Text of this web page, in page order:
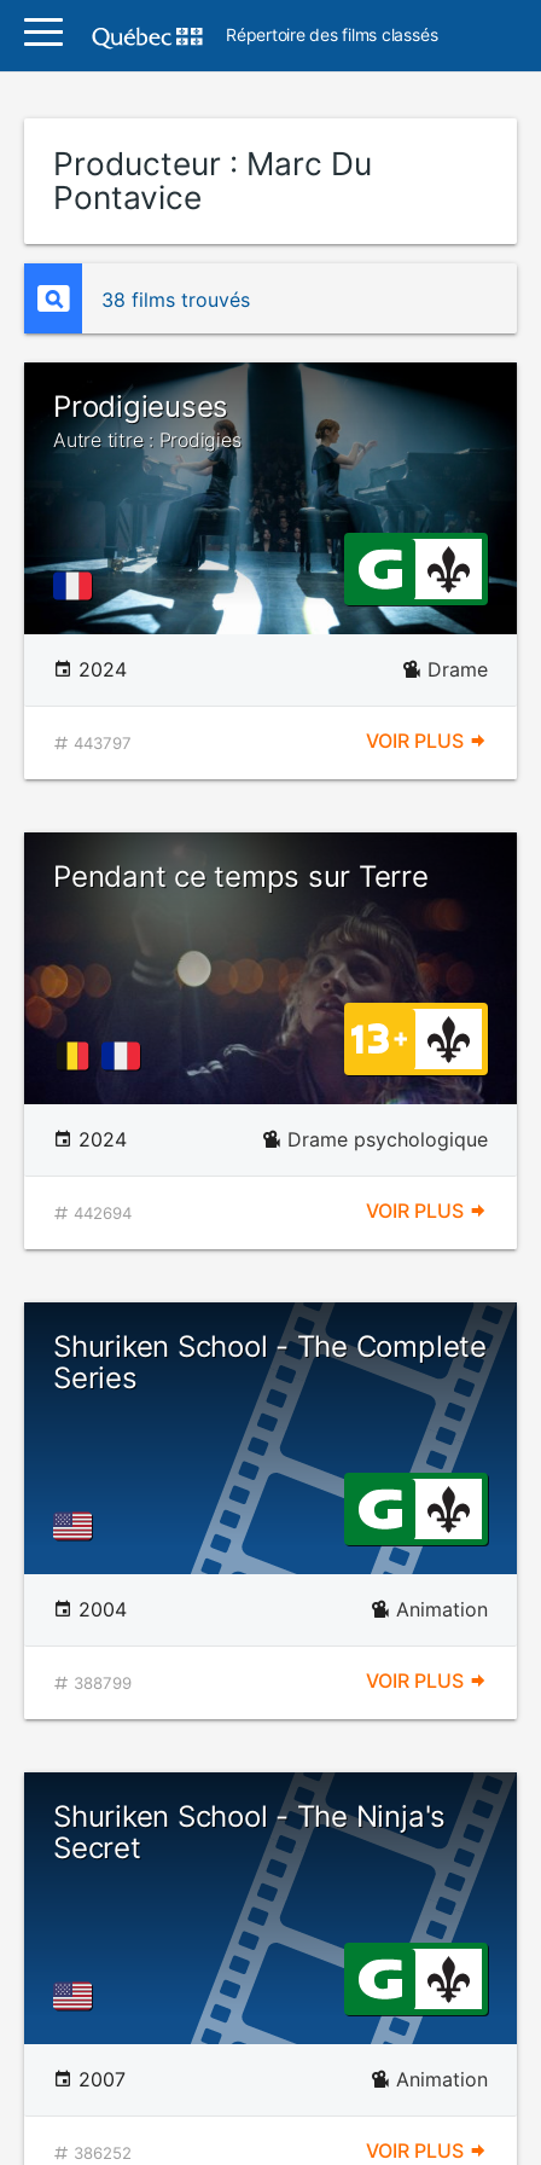
Répertoire des films classés
Producteur : Marc Du
Pontavice
38 films trouvés
Prodigieuses
Autre titre : Prodigies
2024 Drame
443797 VOIR PLUS
Pendant ce temps sur Terre
2024 Drame psychologique
442694 VOIR PLUS
Shuriken School - The Complete
Series
2004 Animation
388799 VOIR PLUS
Shuriken School - The Ninja's
Secret
2007 Animation
386252 VOIR PLUS